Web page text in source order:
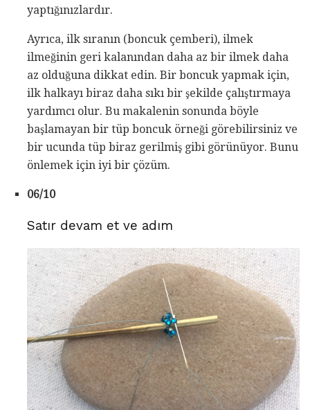
yaptığınızlardır.
Ayrıca, ilk sıranın (boncuk çemberi), ilmek
ilmeğinin geri kalanından daha az bir ilmek daha
az olduğuna dikkat edin. Bir boncuk yapmak için,
ilk halkayı biraz daha sıkı bir şekilde çalıştırmaya
yardımcı olur. Bu makalenin sonunda böyle
başlamayan bir tüp boncuk örneği görebilirsiniz ve
bir ucunda tüp biraz gerilmiş gibi görünüyor. Bunu
önlemek için iyi bir çözüm.
06/10
Satır devam et ve adım